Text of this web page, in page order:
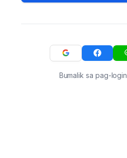
Bumalik sa pag-login